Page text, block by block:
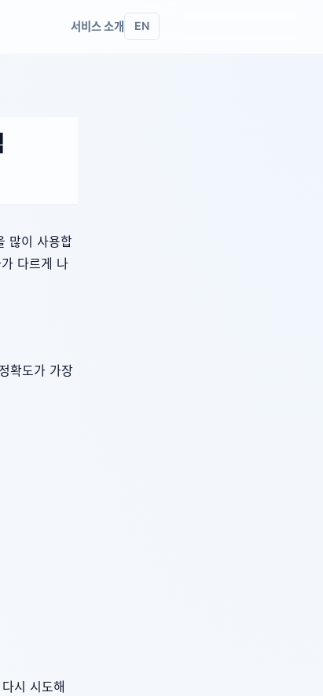
서비스 소개 EN
많이 사용합
다르게 나
확도가 가장
시 시도해